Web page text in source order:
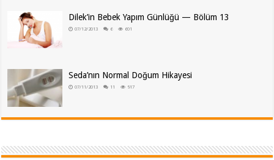
Dilek’in Bebek Yapım Günlüğü — Bölüm 13
07/12/2013 6 601
Seda’nın Normal Doğum Hikayesi
07/11/2013 11 917